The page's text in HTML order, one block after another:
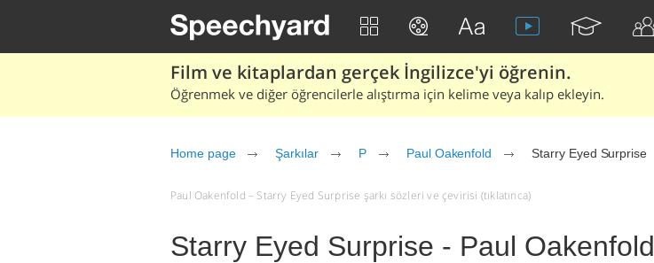
Film ve kitaplardan gerçek İngilizce'yi öğrenin.
Öğrenmek ve diğer öğrencilerle alıştırma için kelime veya kalıp ekleyin.
Home page Şarkılar P Paul Oakenfold Starry Eyed Surprise
Paul Oakenfold – Starry Eyed Surprise şarkı sözleri ve çevirisi (tıklatınca)
Starry Eyed Surprise - Paul Oakenfold